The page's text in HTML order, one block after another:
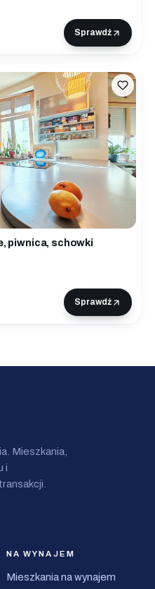
Sprawdź
piwnica, schowki
Sprawdź
Mieszkania,
i
NA WYNAJEM
Mieszkania na wynajem